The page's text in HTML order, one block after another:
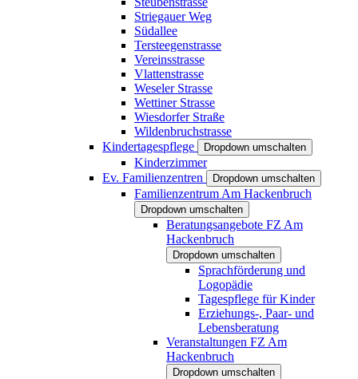
Striegauer Weg
Südallee
Tersteegenstrasse
Vereinsstrasse
Vlattenstrasse
Weseler Strasse
Wettiner Strasse
Wiesdorfer Straße
Wildenbruchstrasse
Kindertagespflege
Dropdown umschalten
Kinderzimmer
Ev. Familienzentren
Dropdown umschalten
Familienzentrum Am Hackenbruch
Dropdown umschalten
Beratungsangebote FZ Am
Hackenbruch
Dropdown umschalten
Sprachförderung und
Logopädie
Tagespflege für Kinder
Erziehungs-, Paar- und
Lebensberatung
Veranstaltungen FZ Am
Hackenbruch
Dropdown umschalten